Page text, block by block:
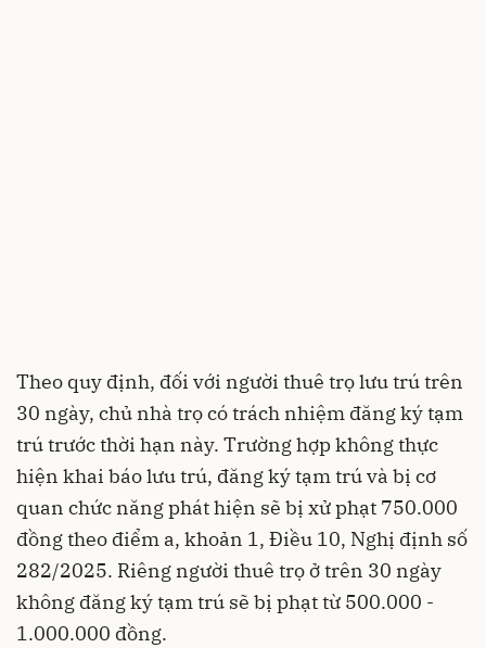
Theo quy định, đối với người thuê trọ lưu trú trên
30 ngày, chủ nhà trọ có trách nhiệm đăng ký tạm
trú trước thời hạn này. Trường hợp không thực
hiện khai báo lưu trú, đăng ký tạm trú và bị cơ
quan chức năng phát hiện sẽ bị xử phạt 750.000
đồng theo điểm a, khoản 1, Điều 10, Nghị định số
282/2025. Riêng người thuê trọ ở trên 30 ngày
không đăng ký tạm trú sẽ bị phạt từ 500.000 -
1.000.000 đồng.